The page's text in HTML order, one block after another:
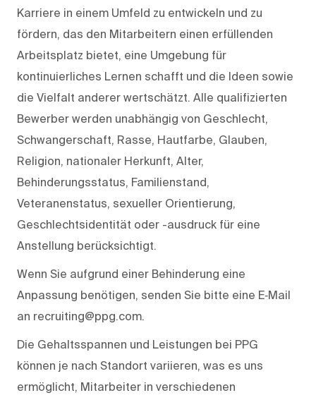
Karriere in einem Umfeld zu entwickeln und zu
fördern, das den Mitarbeitern einen erfüllenden
Arbeitsplatz bietet, eine Umgebung für
kontinuierliches Lernen schafft und die Ideen sowie
die Vielfalt anderer wertschätzt. Alle qualifizierten
Bewerber werden unabhängig von Geschlecht,
Schwangerschaft, Rasse, Hautfarbe, Glauben,
Religion, nationaler Herkunft, Alter,
Behinderungsstatus, Familienstand,
Veteranenstatus, sexueller Orientierung,
Geschlechtsidentität oder -ausdruck für eine
Anstellung berücksichtigt.
Wenn Sie aufgrund einer Behinderung eine
Anpassung benötigen, senden Sie bitte eine E‑Mail
an recruiting@ppg.com.
Die Gehaltsspannen und Leistungen bei PPG
können je nach Standort variieren, was es uns
ermöglicht, Mitarbeiter in verschiedenen